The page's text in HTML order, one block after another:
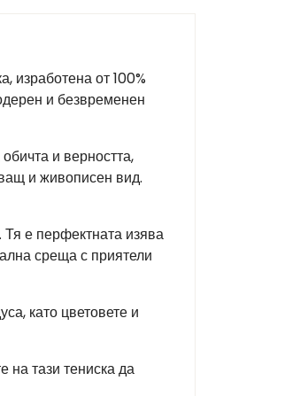
изработена от 100%
и безвременен
и верността,
и живописен вид.
е перфектната изява
среща с приятели
като цветовете и
на тази тениска да